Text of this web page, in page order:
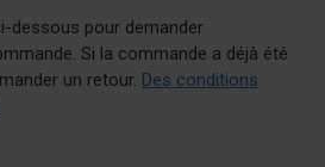
dessous pour demander
Si la commande a déjà été
un retour. Des conditions